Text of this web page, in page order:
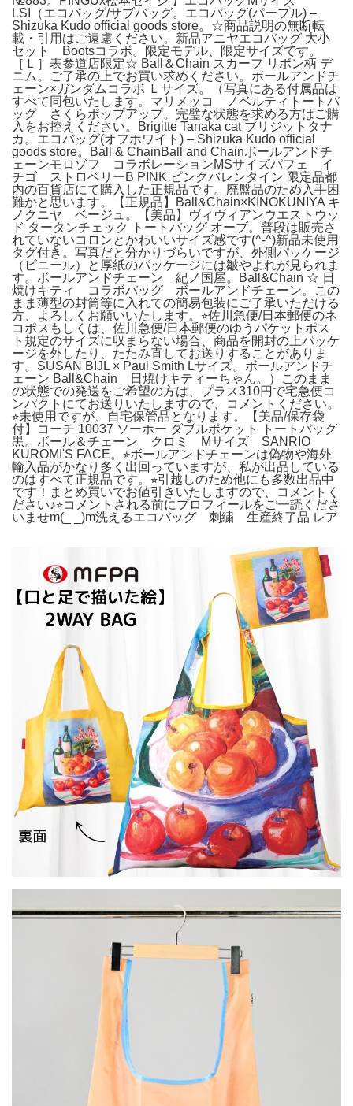
LSI（エコバッグ/サブバッグ。エコバッグ(パープル) –
Shizuka Kudo official goods store。☆商品説明の無断転
載・引用はご遠慮ください。新品アニヤエコバッグ 大小
セット Bootsコラボ。限定モデル、限定サイズです。
［Ｌ］表参道店限定☆ Ball＆Chain スカーフ リボン柄 デ
ニム。ご了承の上でお買い求めください。ボールアンドチ
ェーン×ガンダムコラボ Ｌサイズ。（写真にある付属品は
すべて同包いたします。マリメッコ ノベルティトートバ
ッグ さくらポップアップ。完璧な状態を求める方はご購
入をお控えください。Brigitte Tanaka cat ブリジットタナ
カ。エコバッグ(オフホワイト) – Shizuka Kudo official
goods store。Ball & ChainBall and Chainボールアンドチ
ェーンモロゾフ コラボレーションMSサイズパフェ イ
チゴ ストロベリーB PINK ピンクバレンタイン 限定品都
内の百貨店にて購入した正規品です。廃盤品のため入手困
難かと思います。【正規品】Ball&Chain×KINOKUNIYA キ
ノクニヤ ベージュ。【美品】ヴィヴィアンウエストウッ
ド タータンチェック トートバッグ オーブ。普段は販売さ
れていないコロンとかわいいサイズ感です(^-^)新品未使用
タグ付き。写真だと分かりづらいですが、外側パッケージ
（ビニール）と厚紙のパッケージには皺やよれが見られま
す。ボールアンドチェーン 紀ノ国屋。Ball&Chain ☆ 日
焼けキティ コラボバッグ ボールアンドチェーン。この
まま薄型の封筒等に入れての簡易包装にご了承いただける
方、よろしくお願いいたします。⭐︎佐川急便/日本郵便のネ
コポスもしくは、佐川急便/日本郵便のゆうパケットポス
ト規定のサイズに収まらない場合、商品を開封の上パッケ
ージを外したり、たたみ直してお送りすることがありま
す。SUSAN BIJL × Paul Smith Lサイズ。ボールアンドチ
ェーン Ball&Chain 日焼けキティーちゃん。）このまま
の状態での発送をご希望の方は、プラス310円で宅急便コ
ンパクトにてお送りいたしますので、コメントください。
⭐︎未使用ですが、自宅保管品となります。【美品/保存袋
付】コーチ 10037 ソーホー ダブルポケット トートバッグ
黒。ボール＆チェーン クロミ Mサイズ SANRIO
KUROMI'S FACE。⭐︎ボールアンドチェーンは偽物や海外
輸入品がかなり多く出回っていますが、私が出品している
のはすべて正規品です。⭐︎引越しのため他にも多数出品中
です！まとめ買いでお値引きいたしますので、コメントく
ださい♪⭐︎コメントされる前にプロフィールをご一読くださ
いませm(_ _)m洗えるエコバッグ 刺繍 生産終了品 レア